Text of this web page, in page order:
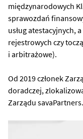
międzynarodowych
sprawozdań
usług atestacyjnych,
rejestrowych czy
i arbitrażowe).
Od 2019 członek
doradczej,
Zarządu savaPartners.